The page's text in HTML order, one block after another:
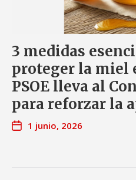
3 medidas
proteger la miel
PSOE lleva al
para reforzar la
1 junio, 2026